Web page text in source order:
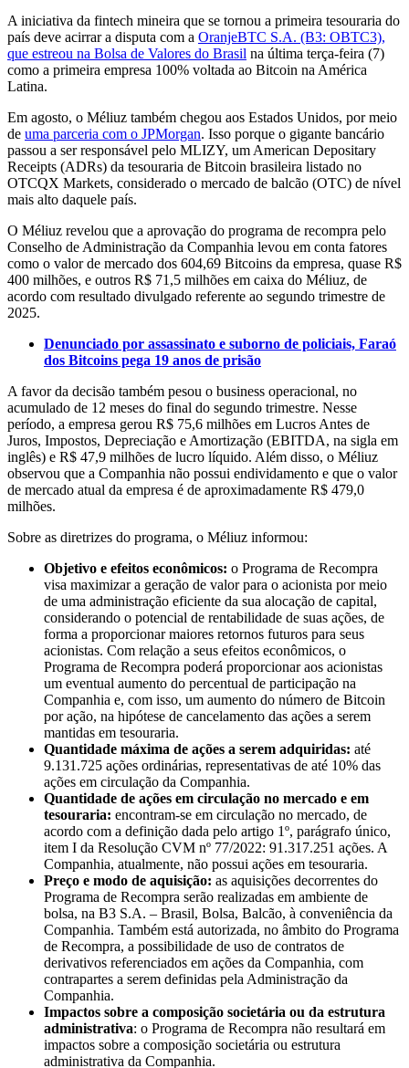
A iniciativa da fintech mineira que se tornou a primeira tesouraria do
país deve acirrar a disputa com a OranjeBTC S.A. (B3: OBTC3),
que estreou na Bolsa de Valores do Brasil na última terça-feira (7)
como a primeira empresa 100% voltada ao Bitcoin na América
Latina.
Em agosto, o Méliuz também chegou aos Estados Unidos, por meio
de uma parceria com o JPMorgan. Isso porque o gigante bancário
passou a ser responsável pelo MLIZY, um American Depositary
Receipts (ADRs) da tesouraria de Bitcoin brasileira listado no
OTCQX Markets, considerado o mercado de balcão (OTC) de nível
mais alto daquele país.
O Méliuz revelou que a aprovação do programa de recompra pelo
Conselho de Administração da Companhia levou em conta fatores
como o valor de mercado dos 604,69 Bitcoins da empresa, quase R$
400 milhões, e outros R$ 71,5 milhões em caixa do Méliuz, de
acordo com resultado divulgado referente ao segundo trimestre de
2025.
Denunciado por assassinato e suborno de policiais, Faraó
dos Bitcoins pega 19 anos de prisão
A favor da decisão também pesou o business operacional, no
acumulado de 12 meses do final do segundo trimestre. Nesse
período, a empresa gerou R$ 75,6 milhões em Lucros Antes de
Juros, Impostos, Depreciação e Amortização (EBITDA, na sigla em
inglês) e R$ 47,9 milhões de lucro líquido. Além disso, o Méliuz
observou que a Companhia não possui endividamento e que o valor
de mercado atual da empresa é de aproximadamente R$ 479,0
milhões.
Sobre as diretrizes do programa, o Méliuz informou:
Objetivo e efeitos econômicos: o Programa de Recompra
visa maximizar a geração de valor para o acionista por meio
de uma administração eficiente da sua alocação de capital,
considerando o potencial de rentabilidade de suas ações, de
forma a proporcionar maiores retornos futuros para seus
acionistas. Com relação a seus efeitos econômicos, o
Programa de Recompra poderá proporcionar aos acionistas
um eventual aumento do percentual de participação na
Companhia e, com isso, um aumento do número de Bitcoin
por ação, na hipótese de cancelamento das ações a serem
mantidas em tesouraria.
Quantidade máxima de ações a serem adquiridas: até
9.131.725 ações ordinárias, representativas de até 10% das
ações em circulação da Companhia.
Quantidade de ações em circulação no mercado e em
tesouraria: encontram-se em circulação no mercado, de
acordo com a definição dada pelo artigo 1º, parágrafo único,
item I da Resolução CVM nº 77/2022: 91.317.251 ações. A
Companhia, atualmente, não possui ações em tesouraria.
Preço e modo de aquisição: as aquisições decorrentes do
Programa de Recompra serão realizadas em ambiente de
bolsa, na B3 S.A. – Brasil, Bolsa, Balcão, à conveniência da
Companhia. Também está autorizada, no âmbito do Programa
de Recompra, a possibilidade de uso de contratos de
derivativos referenciados em ações da Companhia, com
contrapartes a serem definidas pela Administração da
Companhia.
Impactos sobre a composição societária ou da estrutura
administrativa: o Programa de Recompra não resultará em
impactos sobre a composição societária ou estrutura
administrativa da Companhia.